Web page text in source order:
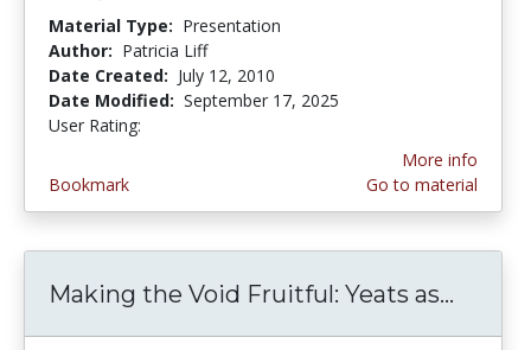
Material Type: Presentation
Author: Patricia Liff
Date Created: July 12, 2010
Date Modified: September 17, 2025
User Rating:
Bookmark
More info
Go to material
Making the Void Fruitful: Yeats as...